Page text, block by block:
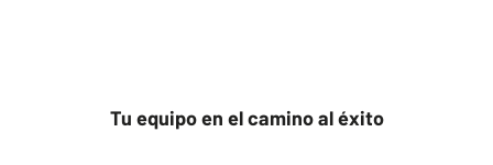
Tu equipo en el camino al éxito